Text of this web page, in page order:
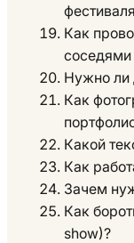
Как
Нужно ли
Как
Какой
Как
Зачем
Как
show)?